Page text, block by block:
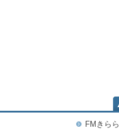
FMきらら